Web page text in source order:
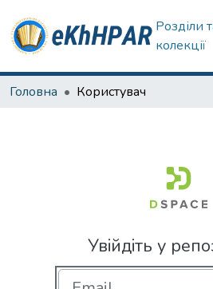
Розділи
колекції
Головна Користувач
Увійдіть у